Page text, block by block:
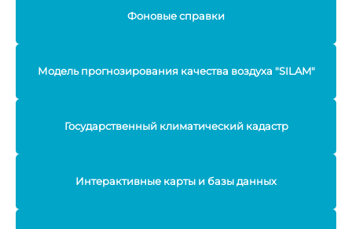
Фоновые справки
Модель прогнозирования качества воздуха "SILAM"
Государственный климатический кадастр
Интерактивные карты и базы данных